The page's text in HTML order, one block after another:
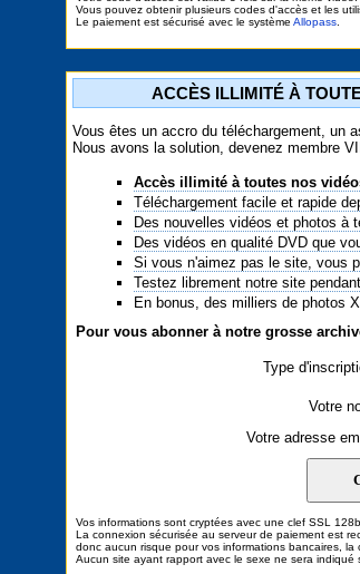
Vous pouvez obtenir plusieurs codes d'accès et les
Le paiement est sécurisé avec le système Allopass
ACCÈS ILLIMITÉ À
Vous êtes un accro du téléchargement, un
Nous avons la solution, devenez membre
Accès illimité à toutes nos
Téléchargement facile et rapide
Des nouvelles vidéos et photos à
Des vidéos en qualité DVD que
Si vous n'aimez pas le site, vous
Testez librement notre site
En bonus, des milliers de photos
Pour vous abonner à notre grosse
Type
Votre
Votre adresse
Vos informations sont cryptées avec une clef SSL
La connexion sécurisée au serveur de paiement est
donc aucun risque pour vos informations bancaires, la
Aucun site ayant rapport avec le sexe ne sera indiqué